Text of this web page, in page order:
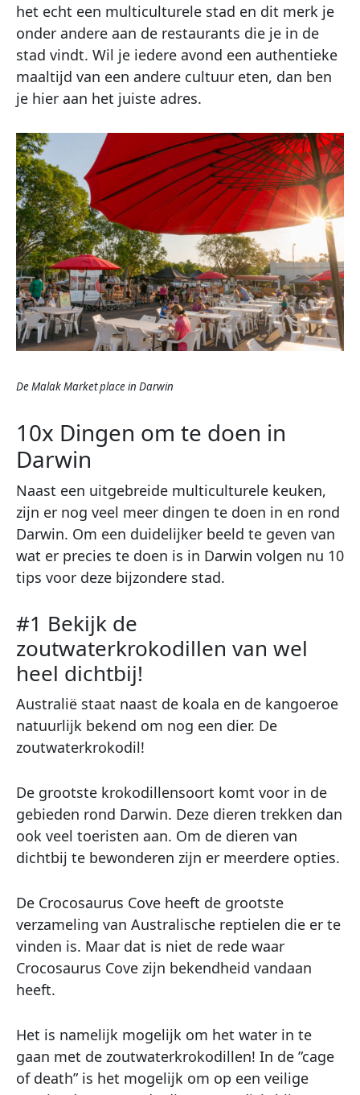
het echt een multiculturele stad en dit merk je
onder andere aan de restaurants die je in de
stad vindt. Wil je iedere avond een authentieke
maaltijd van een andere cultuur eten, dan ben
je hier aan het juiste adres.
De Malak Market place in Darwin
10x Dingen om te doen in
Darwin
Naast een uitgebreide multiculturele keuken,
zijn er nog veel meer dingen te doen in en rond
Darwin. Om een duidelijker beeld te geven van
wat er precies te doen is in Darwin volgen nu 10
tips voor deze bijzondere stad.
#1 Bekijk de
zoutwaterkrokodillen van wel
heel dichtbij!
Australië staat naast de koala en de kangoeroe
natuurlijk bekend om nog een dier. De
zoutwaterkrokodil!
De grootste krokodillensoort komt voor in de
gebieden rond Darwin. Deze dieren trekken dan
ook veel toeristen aan. Om de dieren van
dichtbij te bewonderen zijn er meerdere opties.
De Crocosaurus Cove heeft de grootste
verzameling van Australische reptielen die er te
vinden is. Maar dat is niet de rede waar
Crocosaurus Cove zijn bekendheid vandaan
heeft.
Het is namelijk mogelijk om het water in te
gaan met de zoutwaterkrokodillen! In de ”cage
of death” is het mogelijk om op een veilige